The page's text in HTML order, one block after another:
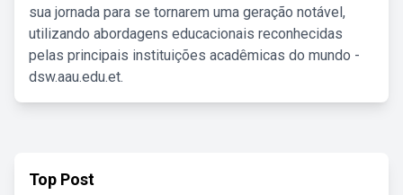
sua jornada para se tornarem uma geração notável,
utilizando abordagens educacionais reconhecidas
pelas principais instituições acadêmicas do mundo -
dsw.aau.edu.et.
Top Post